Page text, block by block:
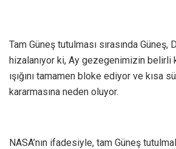
Tam Güneş tutulması sırasında Güneş,
hizalanıyor ki, Ay gezegenimizin belirli
ışığını tamamen bloke ediyor ve kısa
kararmasına neden oluyor.
NASA’nın ifadesiyle, tam Güneş